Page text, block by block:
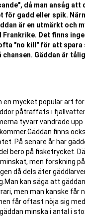
då man ansåg
gadd eller spik.
är en utmärkt och
Det finns
"no kill" för att
Gäddan är
mycket populär art
påträffats i
tyvärr vandrade
finns
På senare år har
bero på fisketrycket.
men forskning
då dels äter
kan säga att
men man kanske
får oftast nöja sig
minska i antal i